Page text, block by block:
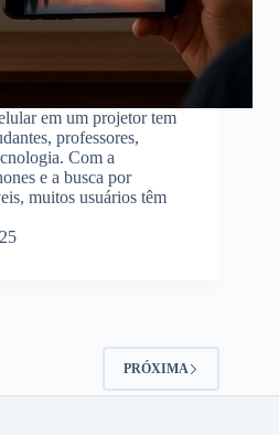
em um projetor tem
professores,
Com a
e a busca por
muitos usuários têm
PRÓXIMA